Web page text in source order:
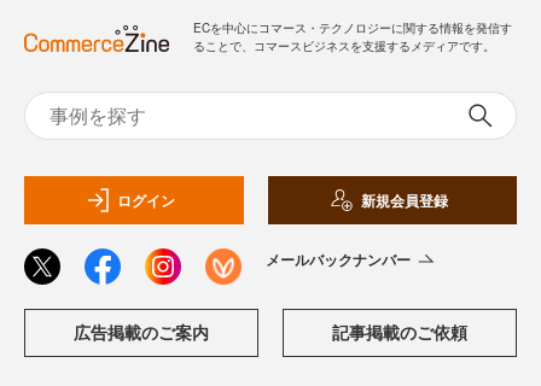
ECを中心にコマース・テクノロジーに関する情報を発信す
ることで、コマースビジネスを支援するメディアです。
ログイン 新規会員登録
メールバックナンバー
広告掲載のご案内 記事掲載のご依頼